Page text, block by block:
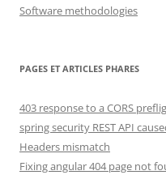
Software methodologies
PAGES ET ARTICLES PHARES
403 response to a CORS
spring security REST API
Headers mismatch
Fixing angular 404 page not